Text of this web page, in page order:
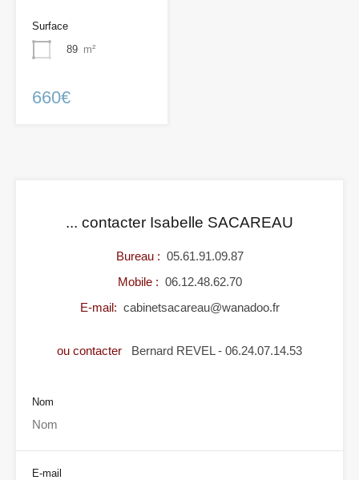
Surface
89 m²
660€
... contacter Isabelle SACAREAU
Bureau : 05.61.91.09.87
Mobile : 06.12.48.62.70
E-mail: cabinetsacareau@wanadoo.fr
ou contacter Bernard REVEL - 06.24.07.14.53
Nom
E-mail